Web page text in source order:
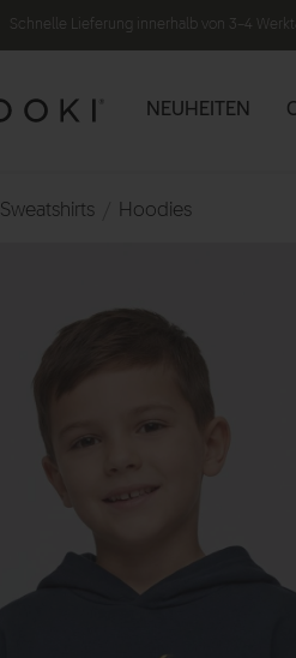
Schnelle Lieferung innerhalb von 3–4
NEUHEITEN
Sweatshirts Hoodies